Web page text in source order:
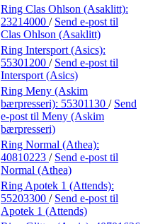
Ring Clas Ohlson (Asaklitt):
23214000 / Send e-post til
Clas Ohlson (Asaklitt)
Ring Intersport (Asics):
55301200 / Send e-post til
Intersport (Asics)
Ring Meny (Askim
bærpresseri): 55301130 / Send
e-post til Meny (Askim
bærpresseri)
Ring Normal (Athea):
40810223 / Send e-post til
Normal (Athea)
Ring Apotek 1 (Attends):
55203300 / Send e-post til
Apotek 1 (Attends)